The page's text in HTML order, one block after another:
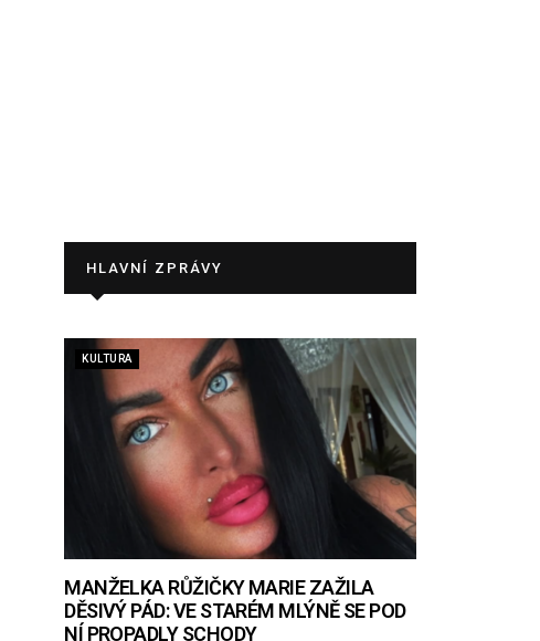
HLAVNÍ ZPRÁVY
KULTURA
MANŽELKA RŮŽIČKY MARIE ZAŽILA
DĚSIVÝ PÁD: VE STARÉM MLÝNĚ SE POD
NÍ PROPADLY SCHODY